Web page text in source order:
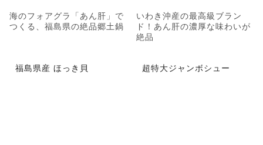
海のフォアグラ「あん肝」で
つくる、福島県の絶品郷土鍋
いわき沖産の最高級ブラン
ド！あん肝の濃厚な味わいが
絶品
福島県産 ほっき貝 超特大ジャンボシュー